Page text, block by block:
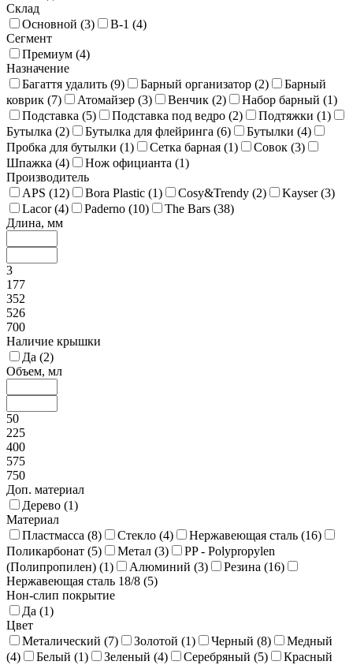
Склад
Основной (3) В-1 (4)
Сегмент
Премиум (4)
Назначение
Багаття удалить (9) Барный организатор (2)
Барный
коврик (7) Атомайзер (3) Венчик (2) Набор барный (1)
Подставка (5) Подставка под ведро (2) Подтяжки (1)
Бутылка (2) Бутылка для флейринга (6) Бутылки (4)
Пробка для бутылки (1) Сетка барная (1) Совок (3)
Шпажка (4) Нож официанта (1)
Производитель
APS (12) Bora Plastic (1) Cosy&Trendy (2) Kayser (3)
Lacor (4) Paderno (10) The Bars (38)
Длина, мм
3
177
352
526
700
Наличие крышки
Да (2)
Объем, мл
50
225
400
575
750
Доп. материал
Дерево (1)
Материал
Пластмасса (8) Стекло (4) Нержавеющая сталь (16)
Поликарбонат (5) Метал (3)
PP - Polypropylen
(Полипропилен) (1) Алюминий (3) Резина (16)
Нержавеющая сталь 18/8 (5)
Нон-слип покрытие
Да (1)
Цвет
Металический (7) Золотой (1) Черный (8)
Медный
(4) Белый (1) Зеленый (4) Серебряный (5)
Красный